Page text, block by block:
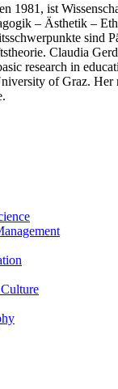
1981, ist
– Ästhetik –
sind
Claudia
research in
of Graz. Her